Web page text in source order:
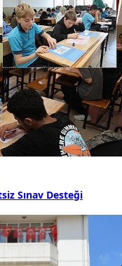
Sınav Desteği